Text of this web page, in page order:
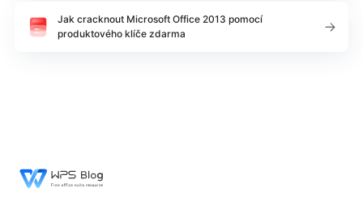
Jak cracknout Microsoft Office 2013 pomocí
produktového klíče zdarma